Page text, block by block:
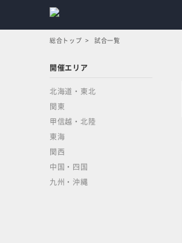
総合トップ 試合一覧
開催エリア
北海道・東北
関東
甲信越・北陸
東海
関西
中国・四国
九州・沖縄